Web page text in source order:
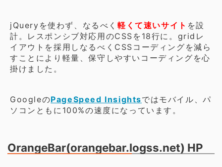
jQueryを使わず、なるべく 軽くて速いサイト を設
計。レスポンシブ対応用のCSSを18行に。gridレ
イアウトを採用しなるべくCSSコーディングを減ら
すことにより軽量、保守しやすいコーディングを心
掛けました。
GoogleのPageSpeed Insightsではモバイル、パ
ソコンともに100%の速度になっています。
OrangeBar(orangebar.logss.net) HP